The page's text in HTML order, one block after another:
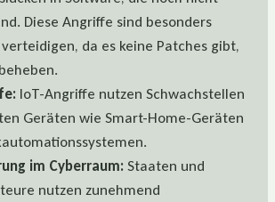
Diese Angriffe sind besonders
da es keine Patches gibt,
IoT-Angriffe nutzen Schwachstellen
Geräten wie Smart-Home-Geräten
im Cyberraum: Staaten und
nutzen zunehmend